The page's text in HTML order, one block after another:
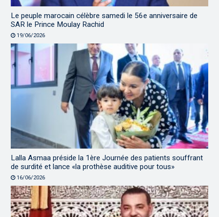
Le peuple marocain célèbre samedi le 56e anniversaire de
SAR le Prince Moulay Rachid
19/06/2026
Lalla Asmaa préside la 1ère Journée des patients souffrant
de surdité et lance «la prothèse auditive pour tous»
16/06/2026